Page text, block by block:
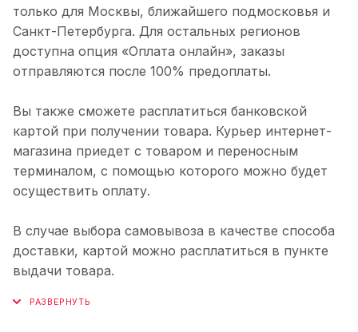
только для Москвы, ближайшего подмосковья и
Санкт-Петербурга. Для остальных регионов
доступна опция «Оплата онлайн», заказы
отправляются после 100% предоплаты.
Вы также сможете расплатиться банковской
картой при получении товара. Курьер интернет-
магазина приедет с товаром и переносным
терминалом, с помощью которого можно будет
осуществить оплату.
В случае выбора самовывоза в качестве способа
доставки, картой можно расплатиться в пункте
выдачи товара.